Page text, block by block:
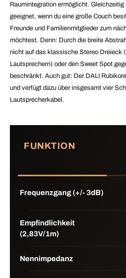
Raumintegration ermöglicht. Gleichzeitig
geeignet, wenn du eine große Couch
Freunde und Familienmitglieder zum
möchtest. Denn: Durch die breite
nicht auf das klassische Stereo Dreieck
Lautsprechern) oder den Sweet Spot
beschränkt. Auch gut: Der DALI
und verfügt dazu über insgesamt vier
Lautsprecherkabel .
FUNKTION
Frequenzgang (+/- 3dB)
Empfindlichkeit
(2,83V/1m)
Nennimpedanz